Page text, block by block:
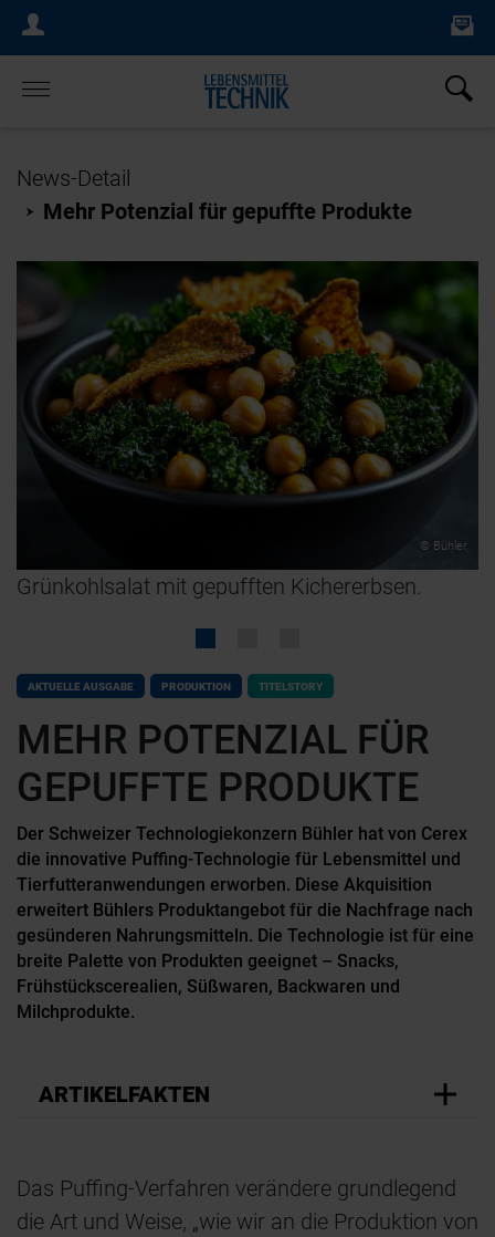
Login Menu
Home
News-Detail
Mehr Potenzial für gepuffte Produkte
© Bühler
Grünkohlsalat mit gepufften Kichererbsen.
AKTUELLE AUSGABE PRODUKTION TITELSTORY
MEHR POTENZIAL FÜR
GEPUFFTE PRODUKTE
Der Schweizer Technologiekonzern Bühler hat von Cerex
die innovative Puffing-Technologie für Lebensmittel und
Tierfutteranwendungen erworben. Diese Akquisition
erweitert Bühlers Produktangebot für die Nachfrage nach
gesünderen Nahrungsmitteln. Die Technologie ist für eine
breite Palette von Produkten geeignet – Snacks,
Frühstückscerealien, Süßwaren, Backwaren und
Milchprodukte.
ARTIKELFAKTEN
Das Puffing-Verfahren verändere grundlegend
die Art und Weise, „wie wir an die Produktion von
×